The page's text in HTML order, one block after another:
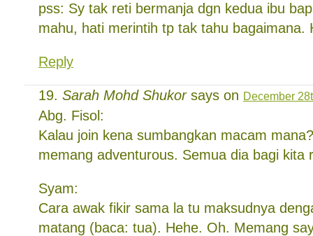
pss: Sy tak reti bermanja dgn kedua ibu
mahu, hati merintih tp tak tahu bagaimana.
Reply
Sarah Mohd Shukorsays on December
Abg. Fisol:
Kalau join kena sumbangkan macam
memang adventurous. Semua dia bagi kita
Syam:
Cara awak fikir sama la tu maksudnya
matang (baca: tua). Hehe. Oh. Memang